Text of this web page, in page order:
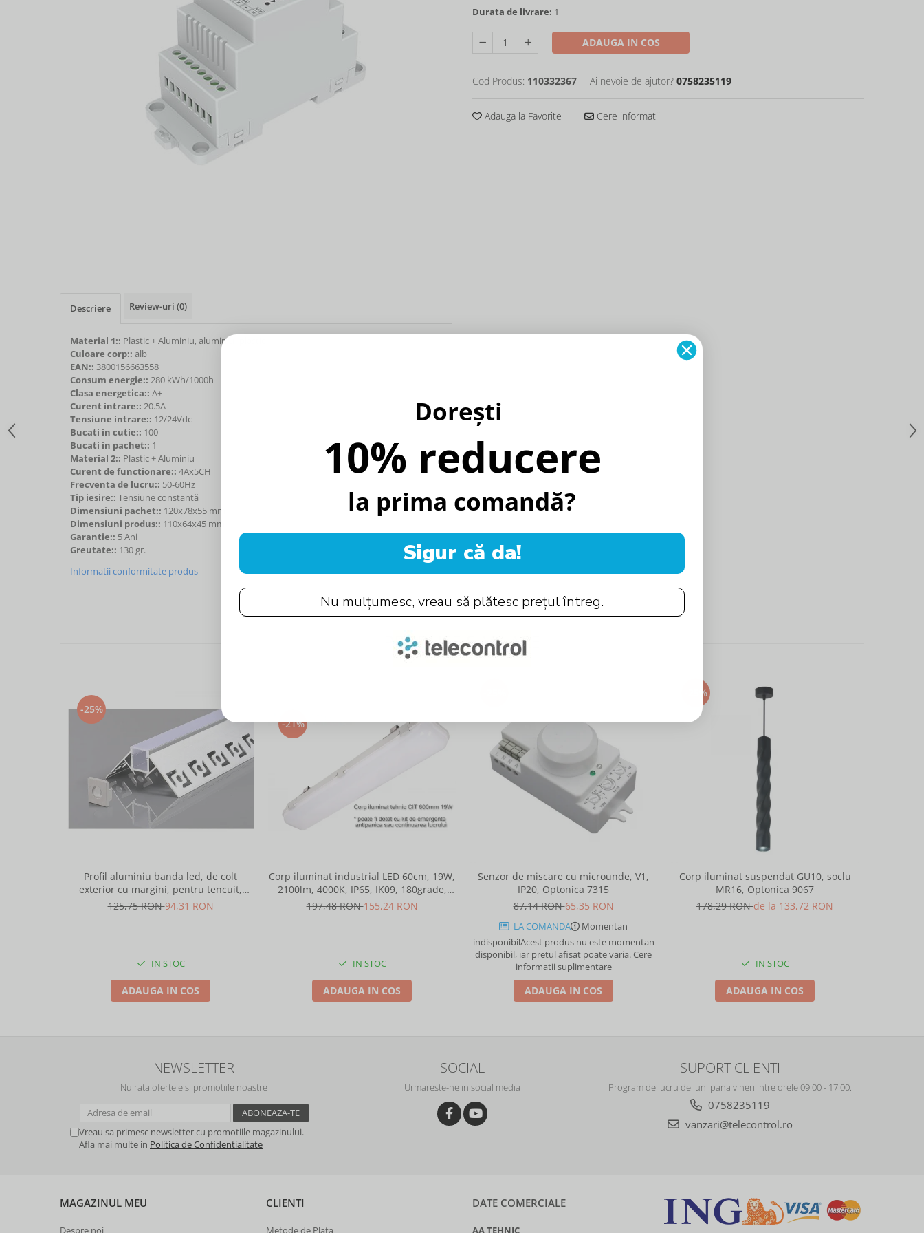
Durata de livrare: 1
ADAUGA IN COS
Cod Produs: 110332367 Ai nevoie de ajutor? 0758235119
Adauga la Favorite Cere informatii
Descriere Review-uri (0)
Material 1:: Plastic + Aluminiu, aluminiu+plastic
Culoare corp:: alb
EAN:: 3800156663558
Consum energie:: 280 kWh/1000h
Clasa energetica:: A+
Curent intrare:: 20.5A
Tensiune intrare:: 12/24Vdc
Bucati in cutie:: 100
Bucati in pachet:: 1
Material 2:: Plastic + Aluminiu
Curent de functionare:: 4Ax5CH
Frecventa de lucru:: 50-60Hz
Tip iesire:: Tensiune constantă
Dimensiuni pachet:: 120x78x55 mm
Dimensiuni produs:: 110x64x45 mm
Garantie:: 5 Ani
Greutate:: 130 gr.
Informatii conformitate produs
PRODUSE SIMILARE
-25%
Profil aluminiu banda led, de colt
exterior cu margini, pentru tencuit,
lungime 2m, culoare gri natur, Optonica
125,75 RON94,31 RON
IN STOC
ADAUGA IN COS
-21%
Corp iluminat industrial LED 60cm, 19W,
2100lm, 4000K, IP65, IK09, 180grade,
Intelight 93101
197,48 RON155,24 RON
IN STOC
ADAUGA IN COS
Senzor de miscare cu microunde, V1,
IP20, Optonica 7315
87,14 RON65,35 RON
LA COMANDA
Momentan
indisponibilAcest produs nu este momentan
disponibil, iar pretul afisat poate varia. Cere
informatii suplimentare
ADAUGA IN COS
-25%
Corp iluminat suspendat GU10, soclu
MR16, Optonica 9067
178,29 RONde la 133,72 RON
IN STOC
ADAUGA IN COS
NEWSLETTER
Nu rata ofertele si promotiile noastre
Vreau sa primesc newsletter cu promotiile magazinului.
Afla mai multe in Politica de Confidentialitate
SOCIAL
Urmareste-ne in social media
SUPORT CLIENTI
Program de lucru de luni pana vineri intre orele 09:00 - 17:00.
0758235119
vanzari@telecontrol.ro
MAGAZINUL MEU
Despre noi
CLIENTI
Metode de Plata
DATE COMERCIALE
AA TEHNIC
Dorești
10% reducere
la prima comandă?
Sigur că da!
Nu mulțumesc, vreau să plătesc prețul întreg.